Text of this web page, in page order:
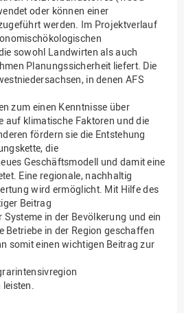
oder können einer
werden. Im Projektverlauf
sowohl Landwirten als auch
Planungssicherheit liefert. Die
in denen AFS
zum einen Kenntnisse über
auf klimatische Faktoren und die
fördern sie die Entstehung
die
Geschäftsmodell und damit eine
Eine regionale, nachhaltig
wird ermöglicht. Mit Hilfe des
Beitrag
in der Bevölkerung und ein
in der Region geschaffen
somit einen wichtigen Beitrag zur